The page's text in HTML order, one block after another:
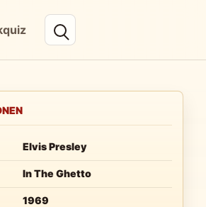
Elvis Presley
In The Ghetto
1969